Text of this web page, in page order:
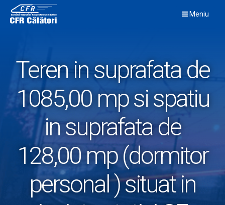
content
Meniu
Teren in suprafata de
1085,00 mp si spatiu
in suprafata de
128,00 mp (dormitor
personal ) situat in